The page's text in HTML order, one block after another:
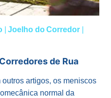
|Joelho do Corredor|
de Rua
artigos, os meniscos
normal da